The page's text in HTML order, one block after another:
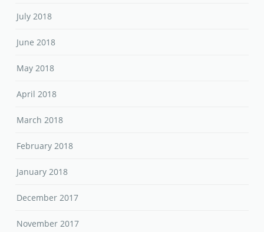
July 2018
June 2018
May 2018
April 2018
March 2018
February 2018
January 2018
December 2017
November 2017